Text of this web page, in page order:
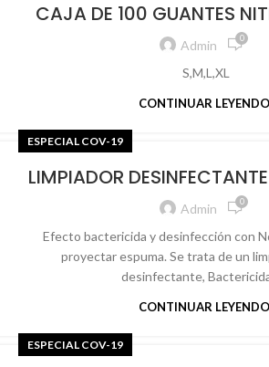
CAJA DE 100 GUANTES
Admin 0
S,M,L,XL
CONTINUAR LEYENDO
ESPECIAL COV-19
LIMPIADOR
Admin 0
Efecto bactericida y desinfección con
proyectar espuma. Se trata de un
desinfectante,
CONTINUAR LEYENDO
ESPECIAL COV-19